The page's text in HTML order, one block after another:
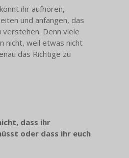
ihr aufhören,
und anfangen, das
verstehen. Denn viele
nicht, weil etwas nicht
das Richtige zu
dass ihr
oder dass ihr euch